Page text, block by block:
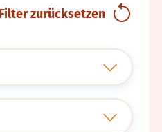
Filter zurücksetzen